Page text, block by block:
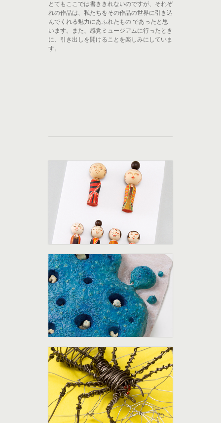
とてもここでは書ききれないのですが、それぞ
れの作品は、私たちをその作品の世界に引き込
んでくれる魅力にあふれたもの であったと思
います。また、感覚ミュージアムに行ったとき
に、引き出しを開けることを楽しみにしていま
す。
１０００の小箱展TOP
第7回 １０００の小箱展
第8回 １０００の小箱展